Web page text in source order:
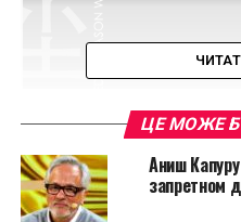
ЦЕ МОЖЕ
Аниш
запретном